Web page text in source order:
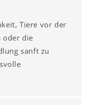
Tiere vor der
oder die
sanft zu